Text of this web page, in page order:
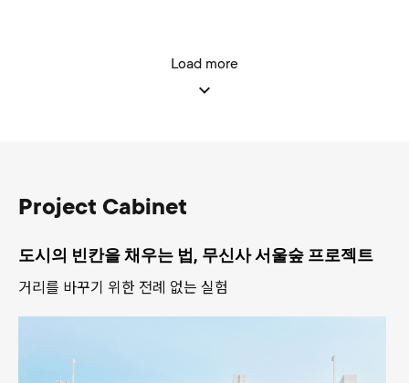
Load more
Project Cabinet
도시의 빈칸을 채우는 법, 무신사 서울숲 프로젝트
거리를 바꾸기 위한 전례 없는 실험